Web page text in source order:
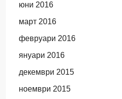
юни 2016
март 2016
февруари 2016
януари 2016
декември 2015
ноември 2015